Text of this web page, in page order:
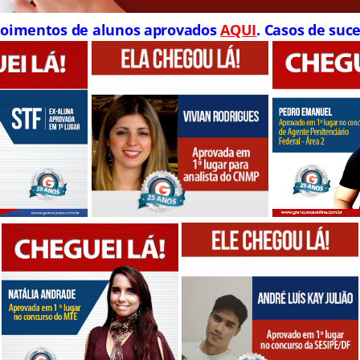
de alunos aprovadosAQUI. Casos de